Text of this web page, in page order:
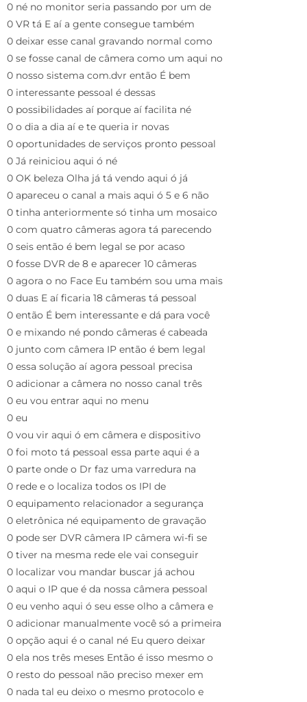
0 né no monitor seria passando por um de
0 VR tá E aí a gente consegue também
0 deixar esse canal gravando normal como
0 se fosse canal de câmera como um aqui no
0 nosso sistema com.dvr então É bem
0 interessante pessoal é dessas
0 possibilidades aí porque aí facilita né
0 o dia a dia aí e te queria ir novas
0 oportunidades de serviços pronto pessoal
0 Já reiniciou aqui ó né
0 OK beleza Olha já tá vendo aqui ó já
0 apareceu o canal a mais aqui ó 5 e 6 não
0 tinha anteriormente só tinha um mosaico
0 com quatro câmeras agora tá parecendo
0 seis então é bem legal se por acaso
0 fosse DVR de 8 e aparecer 10 câmeras
0 agora o no Face Eu também sou uma mais
0 duas E aí ficaria 18 câmeras tá pessoal
0 então É bem interessante e dá para você
0 e mixando né pondo câmeras é cabeada
0 junto com câmera IP então é bem legal
0 essa solução aí agora pessoal precisa
0 adicionar a câmera no nosso canal três
0 eu vou entrar aqui no menu
0 eu
0 vou vir aqui ó em câmera e dispositivo
0 foi moto tá pessoal essa parte aqui é a
0 parte onde o Dr faz uma varredura na
0 rede e o localiza todos os IPI de
0 equipamento relacionador a segurança
0 eletrônica né equipamento de gravação
0 pode ser DVR câmera IP câmera wi-fi se
0 tiver na mesma rede ele vai conseguir
0 localizar vou mandar buscar já achou
0 aqui o IP que é da nossa câmera pessoal
0 eu venho aqui ó seu esse olho a câmera e
0 adicionar manualmente você só a primeira
0 opção aqui é o canal né Eu quero deixar
0 ela nos três meses Então é isso mesmo o
0 resto do pessoal não preciso mexer em
0 nada tal eu deixo o mesmo protocolo e